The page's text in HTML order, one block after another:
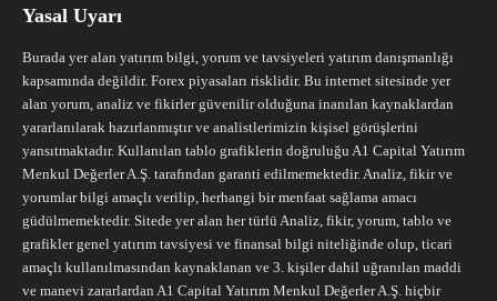
Yasal Uyarı
Burada yer alan yatırım bilgi, yorum ve tavsiyeleri yatırım danışmanlığı
kapsamında değildir. Forex piyasaları risklidir. Bu internet sitesinde yer
alan yorum, analiz ve fikirler güvenilir olduğuna inanılan kaynaklardan
yararlanılarak hazırlanmıştır ve analistlerimizin kişisel görüşlerini
yansıtmaktadır. Kullanılan tablo grafiklerin doğruluğu A1 Capital Yatırım
Menkul Değerler A.Ş. tarafından garanti edilmemektedir. Analiz, fikir ve
yorumlar bilgi amaçlı verilip, herhangi bir menfaat sağlama amacı
güdülmemektedir. Sitede yer alan her türlü Analiz, fikir, yorum, tablo ve
grafikler genel yatırım tavsiyesi ve finansal bilgi niteliğinde olup, ticari
amaçlı kullanılmasından kaynaklanan ve 3. kişiler dahil uğranılan maddi
ve manevi zararlardan A1 Capital Yatırım Menkul Değerler A.Ş. hiçbir